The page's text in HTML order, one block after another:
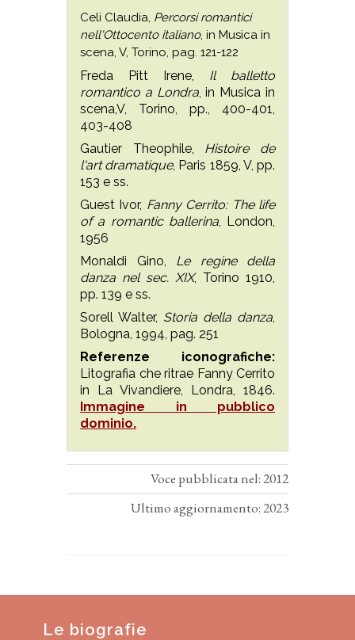
Celi Claudia, Percorsi romantici
nell'Ottocento italiano, in Musica in
scena, V, Torino, pag. 121-122
Freda Pitt Irene, Il balletto
romantico a Londra, in Musica in
scena,V, Torino, pp., 400-401,
403-408
Gautier Theophile, Histoire de
l'art dramatique, Paris 1859, V, pp.
153 e ss.
Guest Ivor, Fanny Cerrito: The life
of a romantic ballerina, London,
1956
Monaldi Gino, Le regine della
danza nel sec. XIX, Torino 1910,
pp. 139 e ss.
Sorell Walter, Storia della danza,
Bologna, 1994, pag. 251
Referenze iconografiche:
Litografia che ritrae Fanny Cerrito
in La Vivandiere, Londra, 1846.
Immagine in pubblico
dominio.
Voce pubblicata nel: 2012
Ultimo aggiornamento: 2023
Le biografie